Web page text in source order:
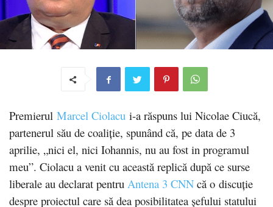
Premierul Marcel Ciolacu i-a răspuns lui Nicolae Ciucă,
partenerul său de coaliție, spunând că, pe data de 3
aprilie, „nici el, nici Iohannis, nu au fost in programul
meu”. Ciolacu a venit cu această replică după ce surse
liberale au declarat pentru Antena 3 CNN că o discuţie
despre proiectul care să dea posibilitatea şefului statului